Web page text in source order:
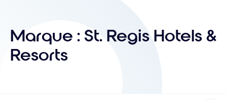
Marque : St. Regis Hotels &
Resorts